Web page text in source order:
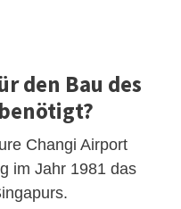
den Bau des
Changi Airport
im Jahr 1981 das